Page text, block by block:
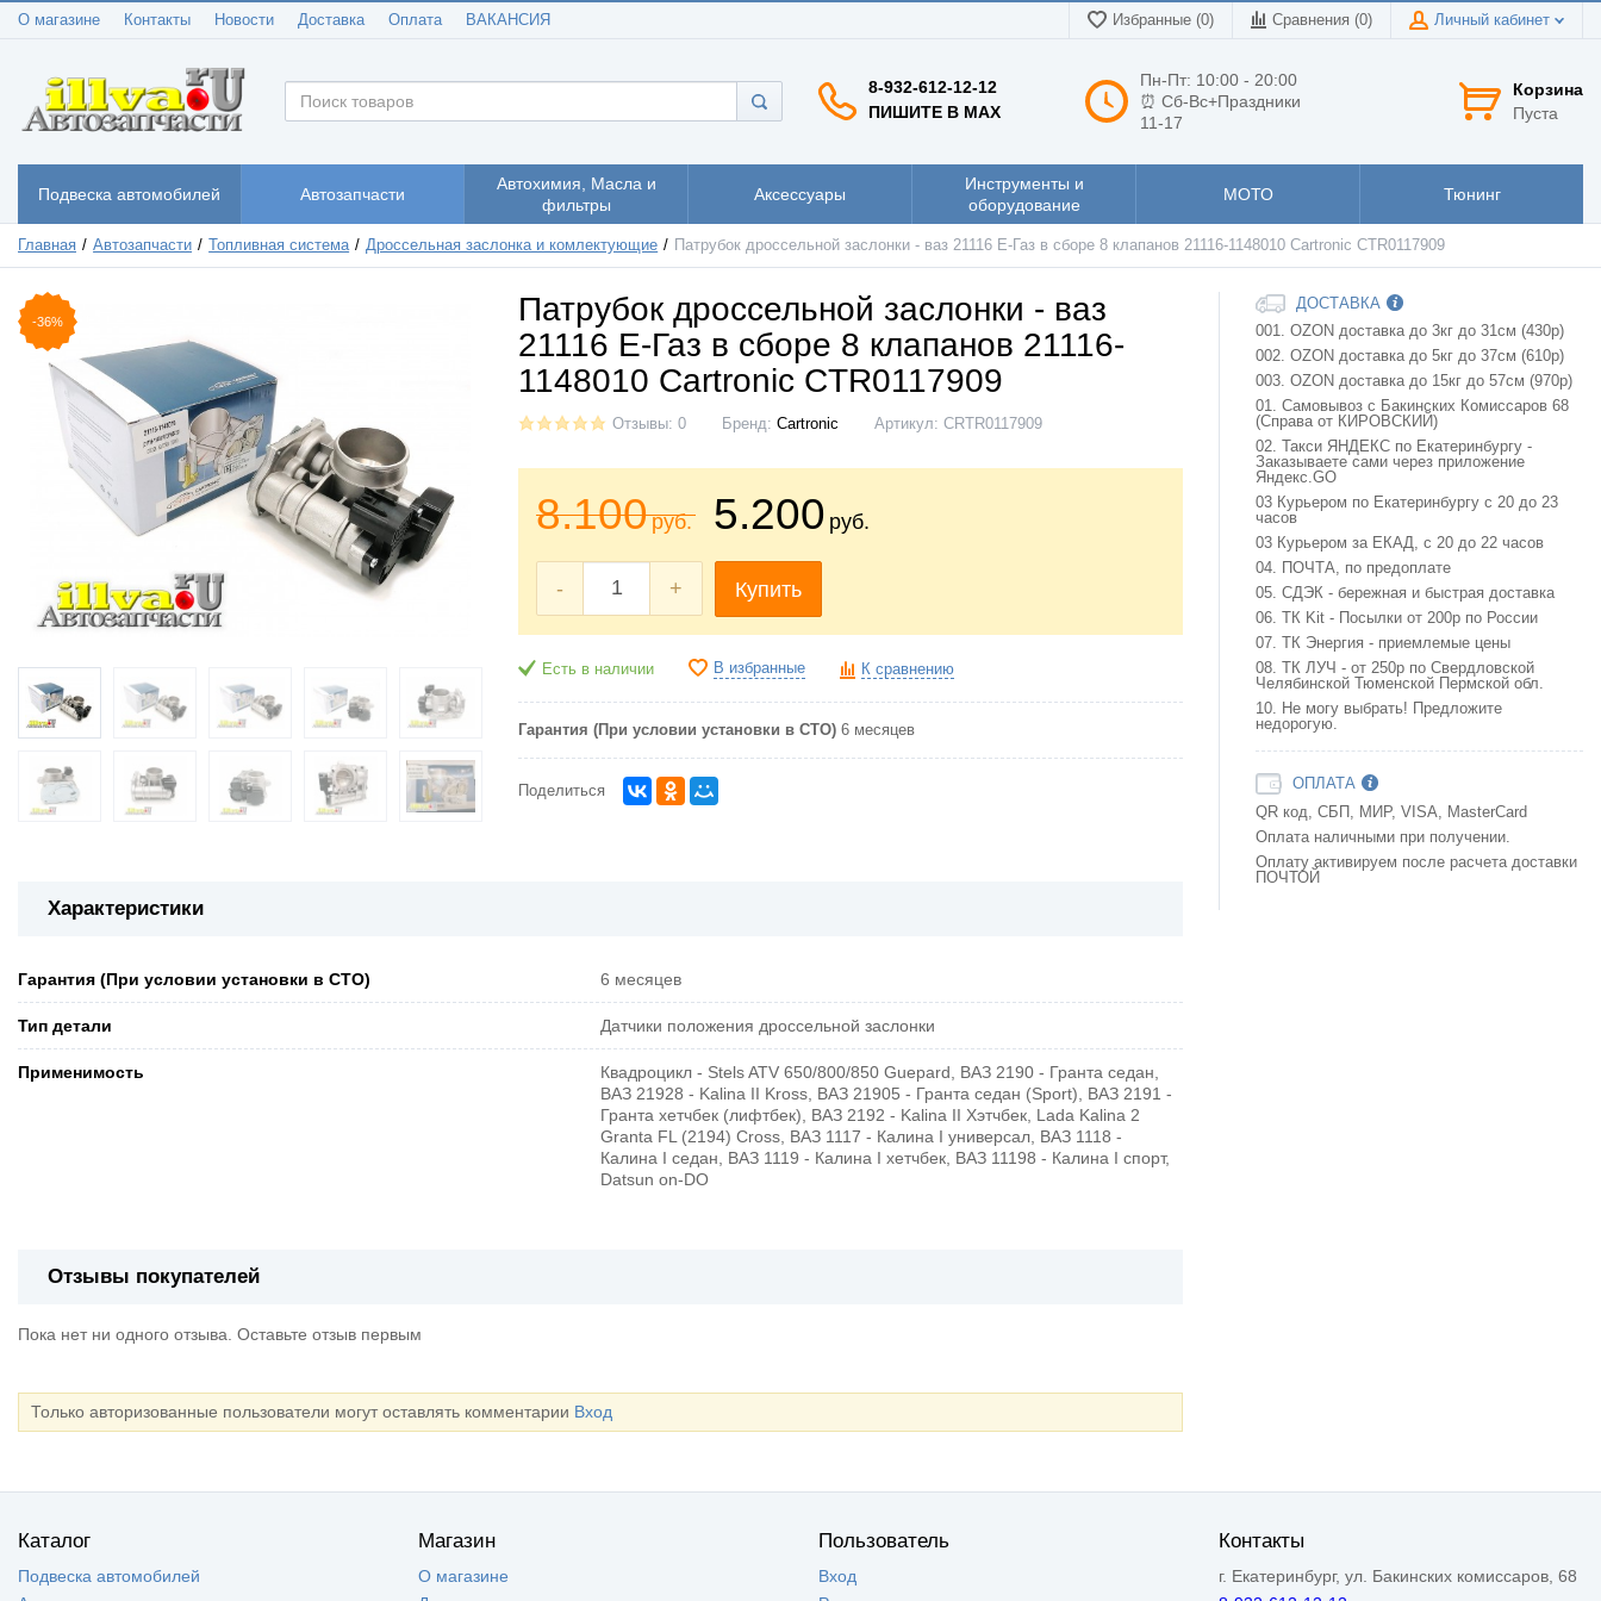
О магазине Контакты Новости Доставка Оплата ВАКАНСИЯ Избранные (0) Сравнения (0) Личный кабинет
8-932-612-12-12
ПИШИТЕ В MAX
Пн-Пт: 10:00 - 20:00
⏰ Сб-Вс+Праздники
11-17
Корзина
Пуста
Подвеска автомобилей Автозапчасти
Автохимия, Масла и
фильтры
Аксессуары
Инструменты и
оборудование
МОТО Тюнинг
Главная Автозапчасти Топливная система Дроссельная заслонка и комлектующие Патрубок дроссельной заслонки - ваз 21116 Е-Газ в сборе 8 клапанов 21116-1148010 Cartronic CTR0117909
-36%
Патрубок дроссельной заслонки - ваз
21116 Е-Газ в сборе 8 клапанов 21116-
1148010 Cartronic CTR0117909
Отзывы: 0 Бренд: Cartronic Артикул: CRTR0117909
8.100руб. 5.200 руб.
- + Купить
Есть в наличии В избранные К сравнению
Гарантия (При условии установки в СТО) 6 месяцев
Поделиться
Характеристики
Гарантия (При условии установки в СТО) 6 месяцев
Тип детали Датчики положения дроссельной заслонки
Применимость
Квадроцикл - Stels ATV 650/800/850 Guepard, ВАЗ 2190 - Гранта седан,
ВАЗ 21928 - Kalina II Kross, ВАЗ 21905 - Гранта седан (Sport), ВАЗ 2191 -
Гранта хетчбек (лифтбек), ВАЗ 2192 - Kalina II Хэтчбек, Lada Kalina 2
Granta FL (2194) Cross, ВАЗ 1117 - Калина I универсал, ВАЗ 1118 -
Калина I седан, ВАЗ 1119 - Калина I хетчбек, ВАЗ 11198 - Калина I спорт,
Datsun on-DO
Отзывы покупателей
Пока нет ни одного отзыва. Оставьте отзыв первым
Только авторизованные пользователи могут оставлять комментарии Вход
ДОСТАВКА
001. OZON доставка до 3кг до 31см (430р)
002. OZON доставка до 5кг до 37см (610р)
003. OZON доставка до 15кг до 57см (970р)
01. Самовывоз с Бакинских Комиссаров 68
(Справа от КИРОВСКИЙ)
02. Такси ЯНДЕКС по Екатеринбургу -
Заказываете сами через приложение
Яндекс.GO
03 Курьером по Екатеринбургу с 20 до 23
часов
03 Курьером за ЕКАД, с 20 до 22 часов
04. ПОЧТА, по предоплате
05. СДЭК - бережная и быстрая доставка
06. ТК Kit - Посылки от 200р по России
07. ТК Энергия - приемлемые цены
08. ТК ЛУЧ - от 250р по Свердловской
Челябинской Тюменской Пермской обл.
10. Не могу выбрать! Предложите
недорогую.
ОПЛАТА
QR код, СБП, МИР, VISA, MasterCard
Оплата наличными при получении.
Оплату активируем после расчета доставки
ПОЧТОЙ
Каталог
Подвеска автомобилей
Магазин
О магазине
Пользователь
Вход
Контакты
г. Екатеринбург, ул. Бакинских комиссаров, 68